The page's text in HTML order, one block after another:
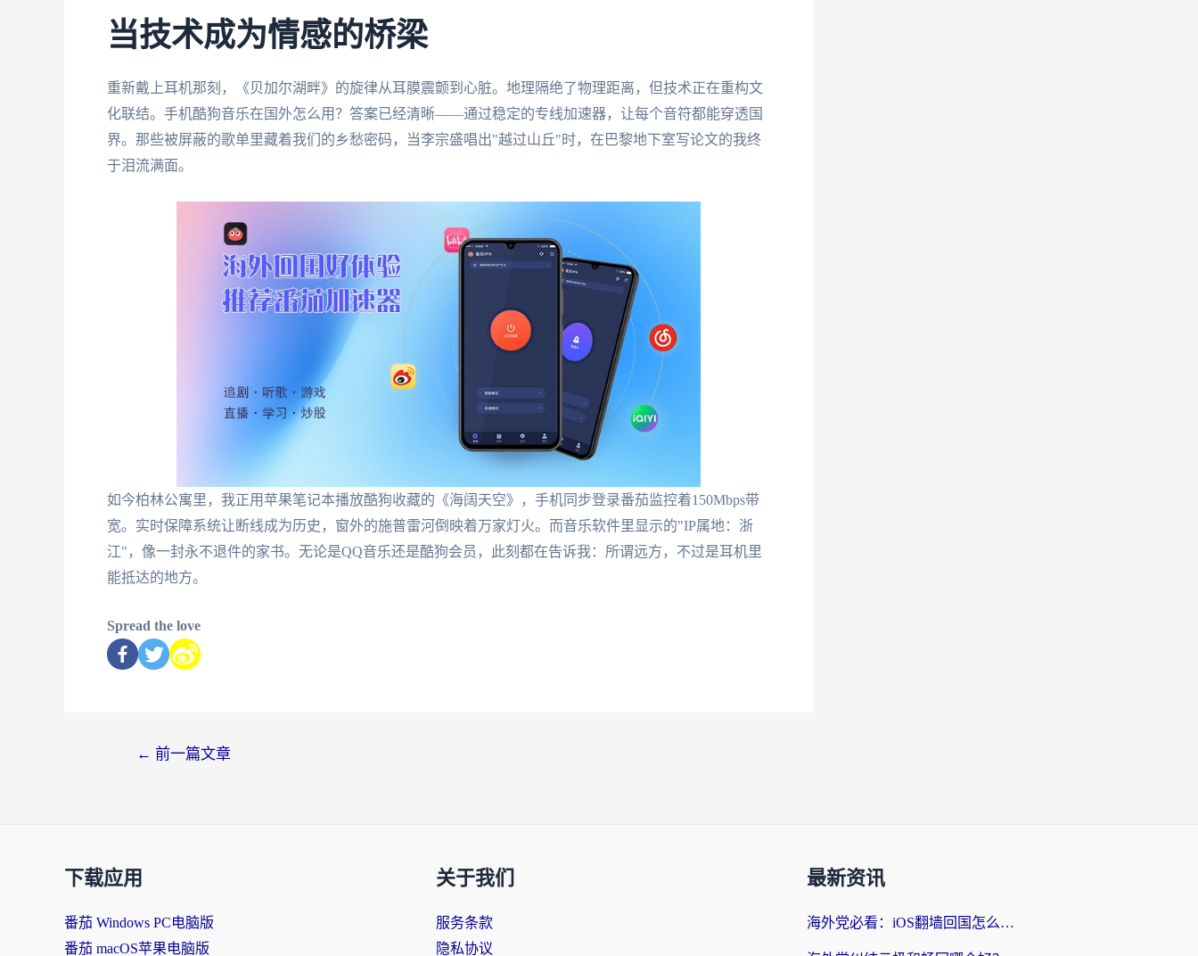
当技术成为情感的桥梁
重新戴上耳机那刻，《贝加尔湖畔》的旋律从耳膜震颤到心脏。地理隔绝了物理距离，但技术正在重构文
化联结。手机酷狗音乐在国外怎么用？答案已经清晰——通过稳定的专线加速器，让每个音符都能穿透国
界。那些被屏蔽的歌单里藏着我们的乡愁密码，当李宗盛唱出"越过山丘"时，在巴黎地下室写论文的我终
于泪流满面。
如今柏林公寓里，我正用苹果笔记本播放酷狗收藏的《海阔天空》，手机同步登录番茄监控着150Mbps带
宽。实时保障系统让断线成为历史，窗外的施普雷河倒映着万家灯火。而音乐软件里显示的"IP属地：浙
江"，像一封永不退件的家书。无论是QQ音乐还是酷狗会员，此刻都在告诉我：所谓远方，不过是耳机里
能抵达的地方。
Spread the love
← 前一篇文章
下载应用
番茄 Windows PC电脑版
番茄 macOS苹果电脑版
关于我们
服务条款
隐私协议
最新资讯
海外党必看：iOS翻墙回国怎么选？一篇搞定无缝访问国内资源